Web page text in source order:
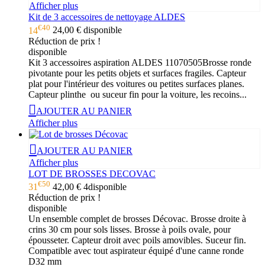
Afficher plus
Kit de 3 accessoires de nettoyage ALDES
14€40 24,00 € disponible
Réduction de prix !
disponible
Kit 3 accessoires aspiration ALDES 11070505Brosse ronde
pivotante pour les petits objets et surfaces fragiles. Capteur
plat pour l'intérieur des voitures ou petites surfaces planes.
Capteur plinthe ou suceur fin pour la voiture, les recoins...
AJOUTER AU PANIER
Afficher plus
AJOUTER AU PANIER
Afficher plus
LOT DE BROSSES DECOVAC
31 €50 42,00 € 4disponible
Réduction de prix !
disponible
Un ensemble complet de brosses Décovac. Brosse droite à
crins 30 cm pour sols lisses. Brosse à poils ovale, pour
épousseter. Capteur droit avec poils amovibles. Suceur fin.
Compatible avec tout aspirateur équipé d'une canne ronde
D32 mm